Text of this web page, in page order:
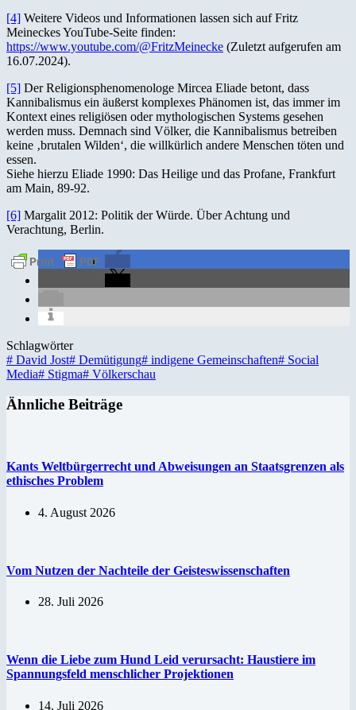
[4] Weitere Videos und Informationen lassen sich auf Fritz
Meineckes YouTube-Seite finden:
https://www.youtube.com/@FritzMeinecke (Zuletzt aufgerufen am
16.07.2024).
[5] Der Religionsphenomenologe Mircea Eliade betont, dass
Kannibalismus ein äußerst komplexes Phänomen ist, das immer im
Kontext eines religiösen oder mythologischen Systems gesehen
werden muss. Demnach sind Völker, die Kannibalismus betreiben
keine ‚brutalen Wilden‘, die willkürlich andere Menschen töten und
essen.
Siehe hierzu Eliade 1990: Das Heilige und das Profane, Frankfurt
am Main, 89-92.
[6] Margalit 2012: Politik der Würde. Über Achtung und
Verachtung, Berlin.
Schlagwörter
# David Jost# Demütigung# indigene Gemeinschaften# Social
Media# Stigma# Völkerschau
Ähnliche Beiträge
Kants Weltbürgerrecht und Abweisungen an Staatsgrenzen als
ethisches Problem
4. August 2026
Vom Nutzen der Nachteile der Geisteswissenschaften
28. Juli 2026
Wenn die Liebe zum Hund Leid verursacht: Haustiere im
Spannungsfeld menschlicher Projektionen
14. Juli 2026